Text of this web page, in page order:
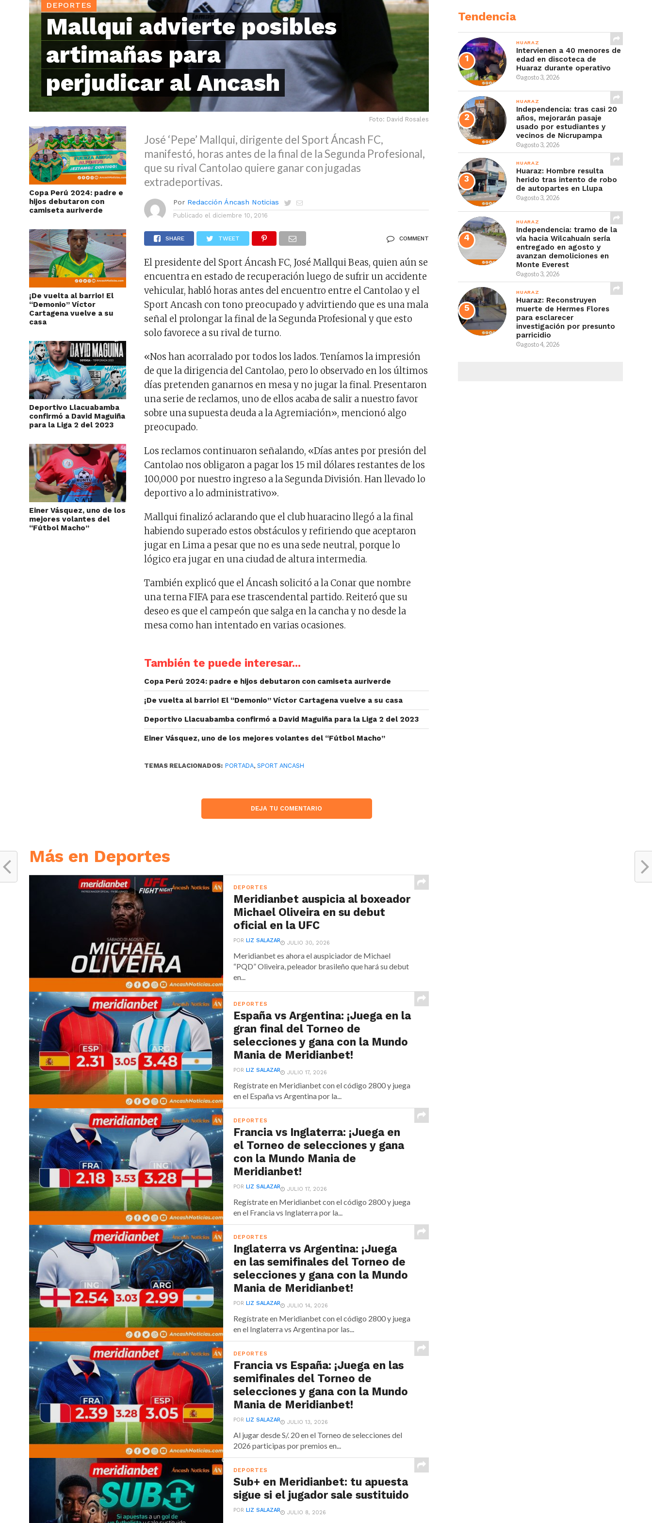
DEPORTES
Mallqui advierte posibles
artimañas para
perjudicar al Ancash
Copa Perú 2024: padre e
hijos debutaron con
camiseta auriverde
¡De vuelta al barrio! El
“Demonio” Víctor
Cartagena vuelve a su
casa
Deportivo Llacuabamba
confirmó a David Maguiña
para la Liga 2 del 2023
Einer Vásquez, uno de los
mejores volantes del
“Fútbol Macho”
Foto: David Rosales
José ‘Pepe’ Mallqui, dirigente del Sport Áncash FC,
manifestó, horas antes de la final de la Segunda Profesional,
que su rival Cantolao quiere ganar con jugadas
extradeportivas.
Por Redacción Áncash Noticias
Publicado el diciembre 10, 2016
SHARE TWEET COMMENT
El presidente del Sport Áncash FC, José Mallqui Beas, quien aún se
encuentra en estado de recuperación luego de sufrir un accidente
vehicular, habló horas antes del encuentro entre el Cantolao y el
Sport Ancash con tono preocupado y advirtiendo que es una mala
señal el prolongar la final de la Segunda Profesional y que esto
solo favorece a su rival de turno.
«Nos han acorralado por todos los lados. Teníamos la impresión
de que la dirigencia del Cantolao, pero lo observado en los últimos
días pretenden ganarnos en mesa y no jugar la final. Presentaron
una serie de reclamos, uno de ellos acaba de salir a nuestro favor
sobre una supuesta deuda a la Agremiación», mencionó algo
preocupado.
Los reclamos continuaron señalando, «Días antes por presión del
Cantolao nos obligaron a pagar los 15 mil dólares restantes de los
100,000 por nuestro ingreso a la Segunda División. Han llevado lo
deportivo a lo administrativo».
Mallqui finalizó aclarando que el club huaracino llegó a la final
habiendo superado estos obstáculos y refiriendo que aceptaron
jugar en Lima a pesar que no es una sede neutral, porque lo
lógico era jugar en una ciudad de altura intermedia.
También explicó que el Áncash solicitó a la Conar que nombre
una terna FIFA para ese trascendental partido. Reiteró que su
deseo es que el campeón que salga en la cancha y no desde la
mesa como han intentado en varias ocasiones.
También te puede interesar...
Copa Perú 2024: padre e hijos debutaron con camiseta auriverde
¡De vuelta al barrio! El “Demonio” Víctor Cartagena vuelve a su casa
Deportivo Llacuabamba confirmó a David Maguiña para la Liga 2 del 2023
Einer Vásquez, uno de los mejores volantes del “Fútbol Macho”
TEMAS RELACIONADOS: PORTADA,SPORT ANCASH
DEJA TU COMENTARIO
Más en Deportes
DEPORTES
Meridianbet auspicia al boxeador
Michael Oliveira en su debut
oficial en la UFC
PORLIZ SALAZAR JULIO 30, 2026
Meridianbet es ahora el auspiciador de Michael
“PQD” Oliveira, peleador brasileño que hará su debut
en...
DEPORTES
España vs Argentina: ¡Juega en la
gran final del Torneo de
selecciones y gana con la Mundo
Mania de Meridianbet!
PORLIZ SALAZAR JULIO 17, 2026
Regístrate en Meridianbet con el código 2800 y juega
en el España vs Argentina por la...
DEPORTES
Francia vs Inglaterra: ¡Juega en
el Torneo de selecciones y gana
con la Mundo Mania de
Meridianbet!
PORLIZ SALAZAR JULIO 17, 2026
Regístrate en Meridianbet con el código 2800 y juega
en el Francia vs Inglaterra por la...
DEPORTES
Inglaterra vs Argentina: ¡Juega
en las semifinales del Torneo de
selecciones y gana con la Mundo
Mania de Meridianbet!
PORLIZ SALAZAR JULIO 14, 2026
Regístrate en Meridianbet con el código 2800 y juega
en el Inglaterra vs Argentina por las...
DEPORTES
Francia vs España: ¡Juega en las
semifinales del Torneo de
selecciones y gana con la Mundo
Mania de Meridianbet!
PORLIZ SALAZAR JULIO 13, 2026
Al jugar desde S/. 20 en el Torneo de selecciones del
2026 participas por premios en...
DEPORTES
Sub+ en Meridianbet: tu apuesta
sigue si el jugador sale sustituido
PORLIZ SALAZAR JULIO 8, 2026
Tendencia
HUARAZ
Intervienen a 40 menores de
edad en discoteca de
Huaraz durante operativo
agosto 3, 2026
HUARAZ
Independencia: tras casi 20
años, mejorarán pasaje
usado por estudiantes y
vecinos de Nicrupampa
agosto 3, 2026
HUARAZ
Huaraz: Hombre resulta
herido tras intento de robo
de autopartes en Llupa
agosto 3, 2026
HUARAZ
Independencia: tramo de la
vía hacia Wilcahuaín sería
entregado en agosto y
avanzan demoliciones en
Monte Everest
agosto 3, 2026
HUARAZ
Huaraz: Reconstruyen
muerte de Hermes Flores
para esclarecer
investigación por presunto
parricidio
agosto 4, 2026